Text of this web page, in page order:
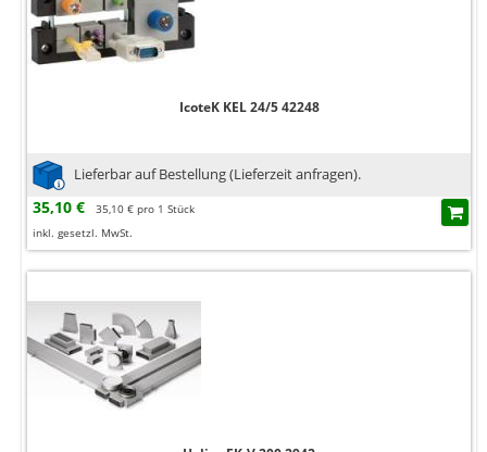
IcoteK KEL 24/5 42248
Lieferbar auf Bestellung (Lieferzeit anfragen).
35,10 €
35,10 € pro 1 Stück
inkl. gesetzl. MwSt.